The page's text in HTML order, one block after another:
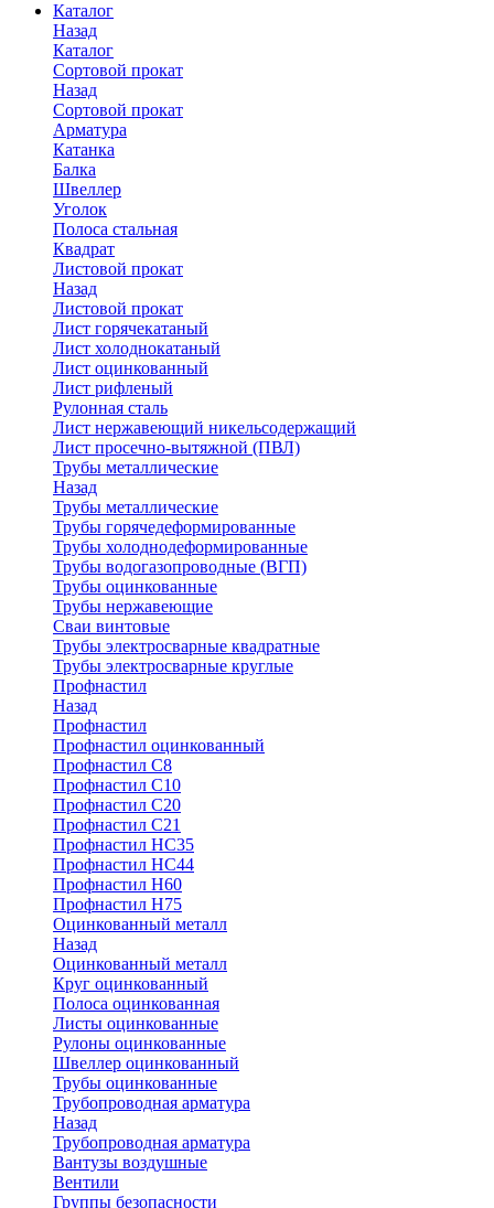
Каталог
Назад
Каталог
Сортовой прокат
Назад
Сортовой прокат
Арматура
Катанка
Балка
Швеллер
Уголок
Полоса стальная
Квадрат
Листовой прокат
Назад
Листовой прокат
Лист горячекатаный
Лист холоднокатаный
Лист оцинкованный
Лист рифленый
Рулонная сталь
Лист нержавеющий никельсодержащий
Лист просечно-вытяжной (ПВЛ)
Трубы металлические
Назад
Трубы металлические
Трубы горячедеформированные
Трубы холоднодеформированные
Трубы водогазопроводные (ВГП)
Трубы оцинкованные
Трубы нержавеющие
Сваи винтовые
Трубы электросварные квадратные
Трубы электросварные круглые
Профнастил
Назад
Профнастил
Профнастил оцинкованный
Профнастил С8
Профнастил С10
Профнастил С20
Профнастил С21
Профнастил НС35
Профнастил НС44
Профнастил Н60
Профнастил Н75
Оцинкованный металл
Назад
Оцинкованный металл
Круг оцинкованный
Полоса оцинкованная
Листы оцинкованные
Рулоны оцинкованные
Швеллер оцинкованный
Трубы оцинкованные
Трубопроводная арматура
Назад
Трубопроводная арматура
Вантузы воздушные
Вентили
Группы безопасности